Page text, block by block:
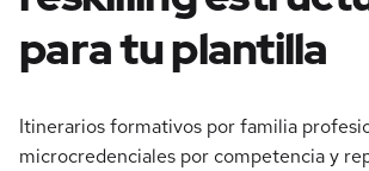
para tu plantilla
Itinerarios formativos por familia
microcredenciales por competencia y